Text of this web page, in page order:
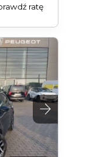
ratę